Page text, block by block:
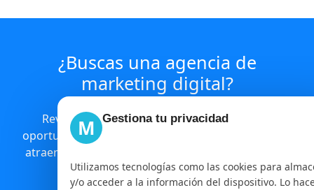
¿Buscas una agencia de
marketing digital?
Revisamos tu presencia online, detectamos
oportunidades y te mostramos una ruta clara para
atraer mejores clientes con estrategia, contenido,
pauta y medición.
M Gestiona tu privacidad
Utilizamos tecnologías como las cookies para
y/o acceder a la información del dispositivo. Lo